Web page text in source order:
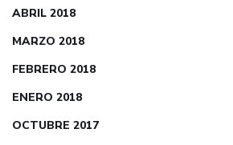
ABRIL 2018
MARZO 2018
FEBRERO 2018
ENERO 2018
OCTUBRE 2017